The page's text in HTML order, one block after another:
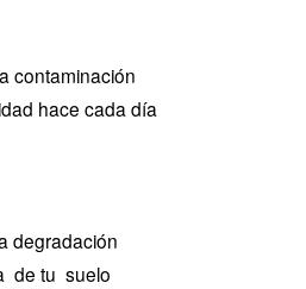
contaminación
hace cada día
degradación
de tu suelo